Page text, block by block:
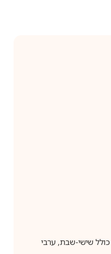
ההזמנה, בין השעות 9:00-21:00 כולל תיאום טלפוני. לא כולל שישי-שבת, ערבי